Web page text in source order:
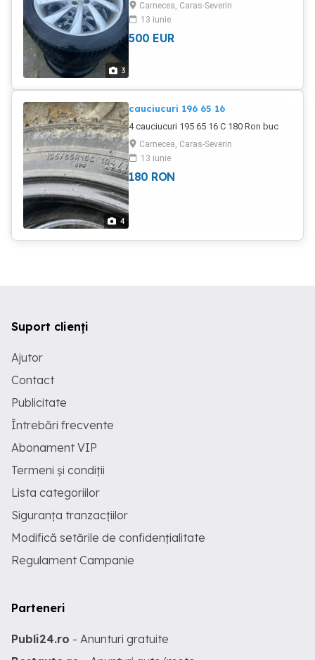
3
Carnecea, Caras-Severin
13 iunie
500 EUR
4
cauciucuri 196 65 16
4 cauciucuri 195 65 16 C 180 Ron buc
Carnecea, Caras-Severin
13 iunie
180 RON
Suport clienți
Ajutor
Contact
Publicitate
Întrebări frecvente
Abonament VIP
Termeni și condiții
Lista categoriilor
Siguranța tranzacțiilor
Modifică setările de confidențialitate
Regulament Campanie
Parteneri
Publi24.ro - Anunturi gratuite